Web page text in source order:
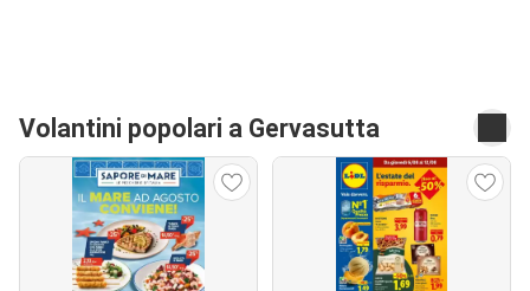
Volantini popolari a Gervasutta